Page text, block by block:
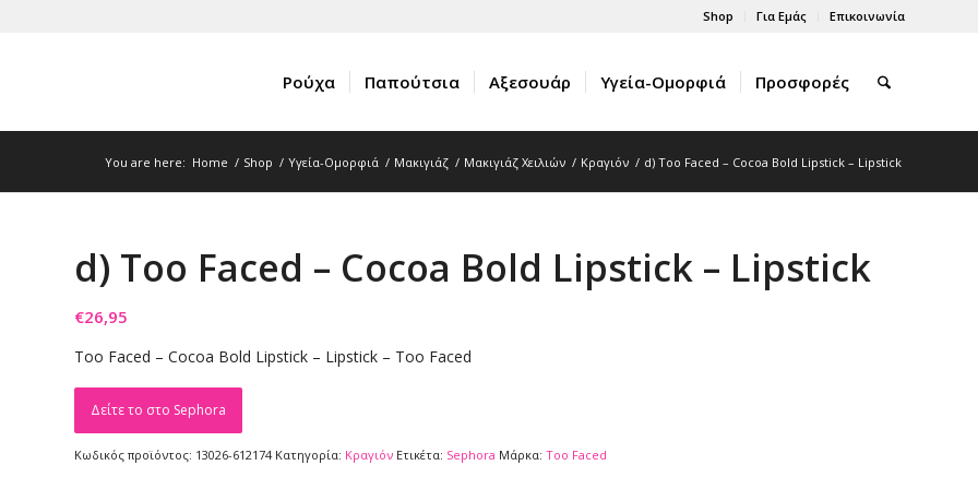
Shop Για Εμάς Επικοινωνία
Ρούχα Παπούτσια Αξεσουάρ Υγεία-Ομορφιά Προσφορές
You are here: Home / Shop / Υγεία-Ομορφιά / Μακιγιάζ / Μακιγιάζ Χειλιών / Κραγιόν / d) Too Faced – Cocoa Bold Lipstick – Lipstick
d) Too Faced – Cocoa Bold Lipstick – Lipstick
€26,95
Too Faced – Cocoa Bold Lipstick – Lipstick – Too Faced
Δείτε το στο Sephora
Κωδικός προϊόντος: 13026-612174 Κατηγορία: Κραγιόν Ετικέτα: Sephora Μάρκα:Too Faced